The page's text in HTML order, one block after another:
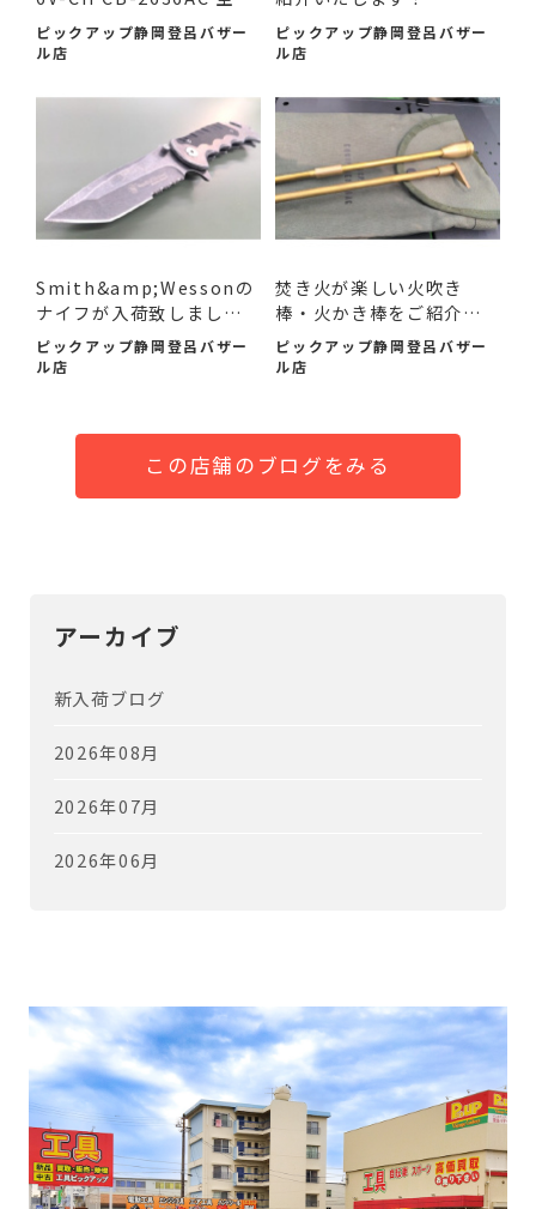
作業服...
ピックアップ静岡登呂バザー
ル店
ピックアップ静岡登呂バザー
ル店
Smith&amp;Wessonの
ナイフが入荷致しまし
た！
ピックアップ静岡登呂バザー
ル店
焚き火が楽しい火吹き
棒・火かき棒をご紹介い
たし...
ピックアップ静岡登呂バザー
ル店
この店舗のブログをみる
アーカイブ
新入荷ブログ
2026年08月
2026年07月
2026年06月